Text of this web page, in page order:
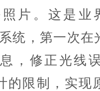
片。这是业
统，第一次在
，修正光线
的限制，实现